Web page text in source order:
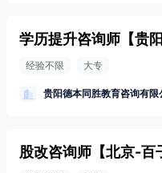
学历提升咨询师 【贵
经验不限 大专
贵阳德本同胜教育咨询有限
股改咨询师 【北京-百